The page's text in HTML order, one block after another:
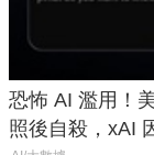
恐怖 AI 濫用！
照後自殺，xAI